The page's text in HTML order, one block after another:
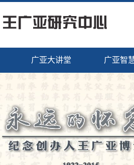
广亚大讲堂 广亚智